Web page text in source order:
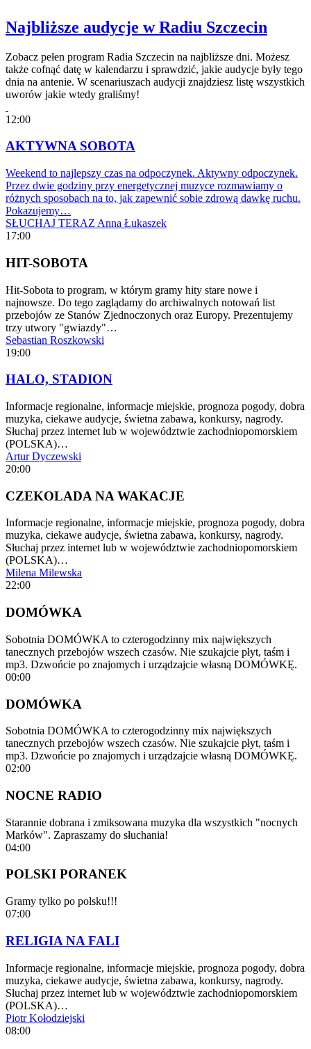
Najbliższe audycje w Radiu Szczecin
Zobacz pełen program Radia Szczecin na najbliższe dni. Możesz
także cofnąć datę w kalendarzu i sprawdzić, jakie audycje były tego
dnia na antenie. W scenariuszach audycji znajdziesz listę wszystkich
uworów jakie wtedy graliśmy!
12:00
AKTYWNA SOBOTA
Weekend to najlepszy czas na odpoczynek. Aktywny odpoczynek.
Przez dwie godziny przy energetycznej muzyce rozmawiamy o
różnych sposobach na to, jak zapewnić sobie zdrową dawkę ruchu.
Pokazujemy…
SŁUCHAJ TERAZ Anna Łukaszek
17:00
HIT-SOBOTA
Hit-Sobota to program, w którym gramy hity stare nowe i
najnowsze. Do tego zaglądamy do archiwalnych notowań list
przebojów ze Stanów Zjednoczonych oraz Europy. Prezentujemy
trzy utwory "gwiazdy"…
Sebastian Roszkowski
19:00
HALO, STADION
Informacje regionalne, informacje miejskie, prognoza pogody, dobra
muzyka, ciekawe audycje, świetna zabawa, konkursy, nagrody.
Słuchaj przez internet lub w województwie zachodniopomorskiem
(POLSKA)…
Artur Dyczewski
20:00
CZEKOLADA NA WAKACJE
Informacje regionalne, informacje miejskie, prognoza pogody, dobra
muzyka, ciekawe audycje, świetna zabawa, konkursy, nagrody.
Słuchaj przez internet lub w województwie zachodniopomorskiem
(POLSKA)…
Milena Milewska
22:00
DOMÓWKA
Sobotnia DOMÓWKA to czterogodzinny mix największych
tanecznych przebojów wszech czasów. Nie szukajcie płyt, taśm i
mp3. Dzwońcie po znajomych i urządzajcie własną DOMÓWKĘ.
00:00
DOMÓWKA
Sobotnia DOMÓWKA to czterogodzinny mix największych
tanecznych przebojów wszech czasów. Nie szukajcie płyt, taśm i
mp3. Dzwońcie po znajomych i urządzajcie własną DOMÓWKĘ.
02:00
NOCNE RADIO
Starannie dobrana i zmiksowana muzyka dla wszystkich "nocnych
Marków". Zapraszamy do słuchania!
04:00
POLSKI PORANEK
Gramy tylko po polsku!!!
07:00
RELIGIA NA FALI
Informacje regionalne, informacje miejskie, prognoza pogody, dobra
muzyka, ciekawe audycje, świetna zabawa, konkursy, nagrody.
Słuchaj przez internet lub w województwie zachodniopomorskiem
(POLSKA)…
Piotr Kołodziejski
08:00